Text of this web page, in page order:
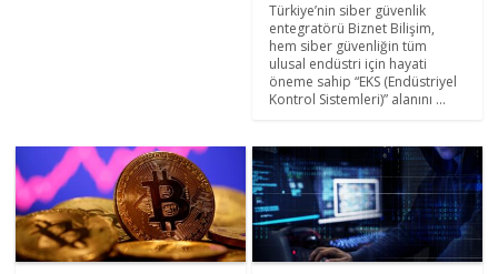
Türkiye’nin siber güvenlik
entegratörü Biznet Bilişim,
hem siber güvenliğin tüm
ulusal endüstri için hayati
öneme sahip “EKS (Endüstriyel
Kontrol Sistemleri)” alanını ...